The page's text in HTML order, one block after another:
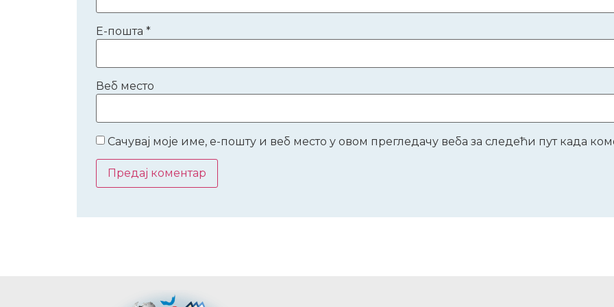
Е-пошта *
Веб место
Сачувај моје име, е-пошту и веб место у овом прегледачу веба за следећи пут када